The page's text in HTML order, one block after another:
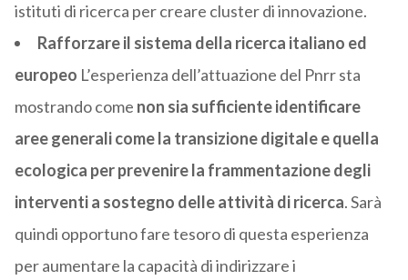
istituti di ricerca per creare cluster di innovazione.
Rafforzare il sistema della ricerca italiano ed
europeo L’esperienza dell’attuazione del Pnrr sta
mostrando come non sia sufficiente identificare
aree generali come la transizione digitale e quella
ecologica per prevenire la frammentazione degli
interventi a sostegno delle attività di ricerca. Sarà
quindi opportuno fare tesoro di questa esperienza
per aumentare la capacità di indirizzare i